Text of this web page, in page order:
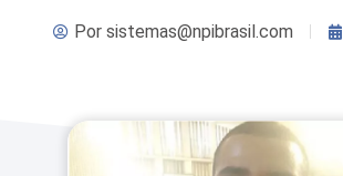
Porsistemas@npibrasil.com